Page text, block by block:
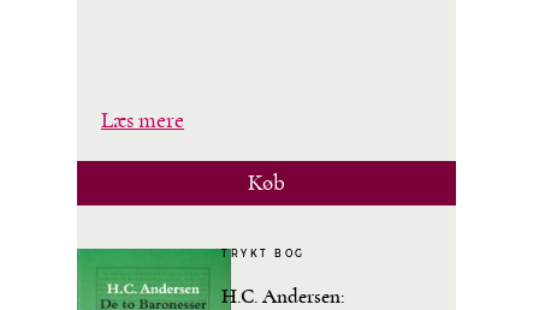
Læs mere
Køb
TRYKT BOG
H.C. Andersen: